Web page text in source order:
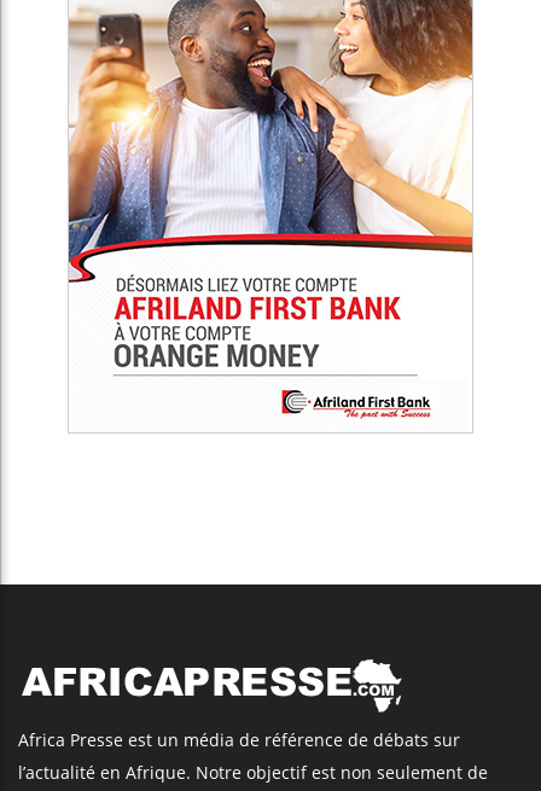
Africa Presse est un média de référence de débats sur
l’actualité en Afrique. Notre objectif est non seulement de